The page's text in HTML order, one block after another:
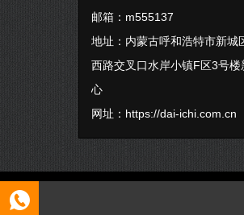
邮箱：m555137
地址：内蒙古呼和浩特市新城
西路交叉口水岸小镇F区3号
心
网址： https://dai-ichi.com.cn